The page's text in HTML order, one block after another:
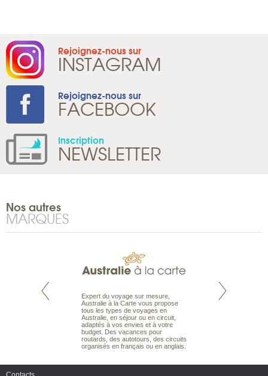
Rejoignez-nous sur
INSTAGRAM
Rejoignez-nous sur
FACEBOOK
Inscription
NEWSLETTER
Nos autres
MARQUES
est le spécialiste
Expert du voyage sur mesure,
Australie à la Carte vous propose
tous les types de voyages en
Australie, en séjour ou en circuit,
adaptés à vos envies et à votre
budget. Des vacances pour
routards, des autotours, des circuits
organisés en français ou en anglais.
Parce qu'ils sont